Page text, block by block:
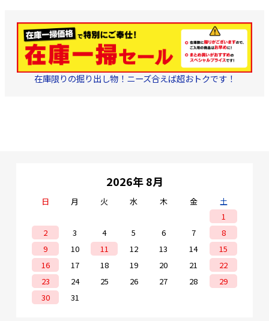
引張強度：2.0Mpa以上 ・
伸び：400以上 ・体積抵
抗率（Ωcm）：1.0×1.0
の15乗以上 ・破壊電圧：
30KV／mm以上 ・環境
性：RoHs指令対応品、ハ
ロゲンフリー ※数値は特
在庫限りの掘り出し物！ニーズ合えば超おトクです！
2026年 8月
日 月 火 水 木 金
土
1
2
3 4 5 6 7
8
9
10 11 12 13 14
15
16
17 18 19 20 21
22
23
24 25 26 27 28
29
30
31